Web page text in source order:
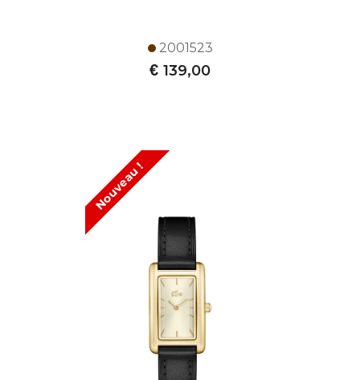
2001523
€ 139,00
Nouveau !